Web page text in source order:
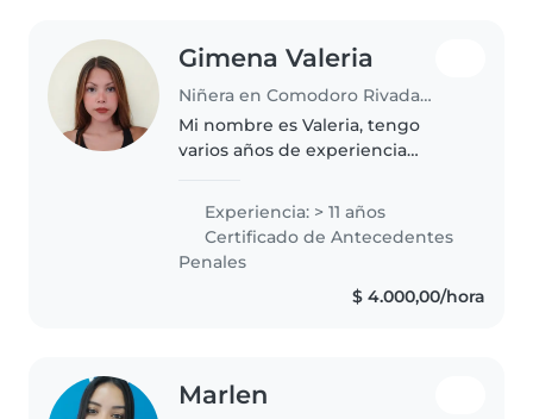
Gimena Valeria
Niñera en Comodoro Rivadavia
Mi nombre es Valeria, tengo
varios años de experiencia
responsable en cuanto a horarios
y siempre logro tener mucha
afinidad..
Experiencia: > 11 años
Certificado de Antecedentes
Penales
$ 4.000,00/hora
Marlen